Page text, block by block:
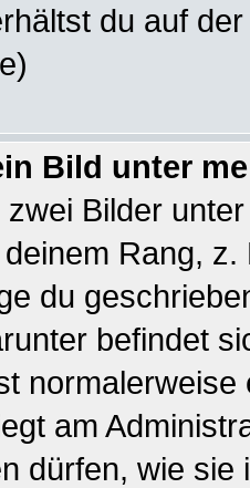
du auf
Bild unter
Bilder
Rang,
du
befindet
am
dürfen, wie